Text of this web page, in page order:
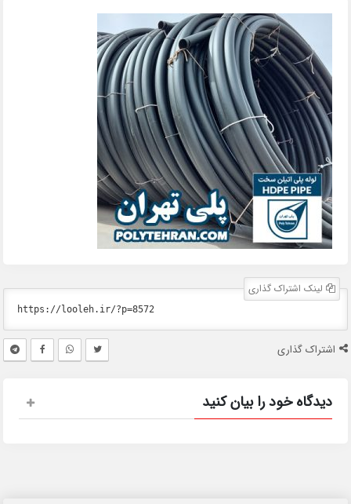
لینک اشتراک گذاری
اشتراک گذاری
دیدگاه خود را بیان کنید